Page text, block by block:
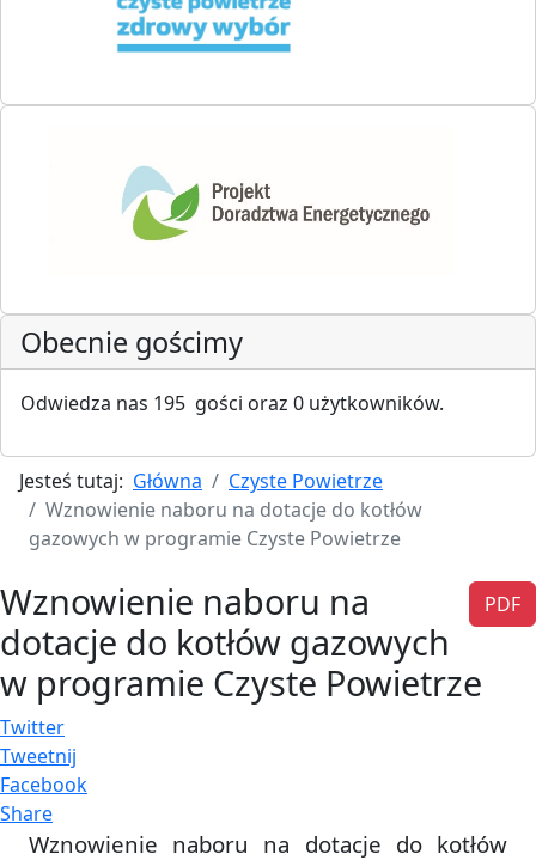
Obecnie gościmy
Odwiedza nas 195 gości oraz 0 użytkowników.
Jesteś tutaj: Główna
Czyste Powietrze
Wznowienie naboru na dotacje do kotłów
gazowych w programie Czyste Powietrze
PDF
Wznowienie naboru na
dotacje do kotłów gazowych
w programie Czyste Powietrze
Twitter
Tweetnij
Facebook
Share
Wznowienie naboru na dotacje do kotłów